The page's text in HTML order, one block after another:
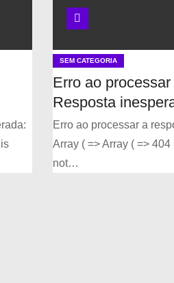
SEM CATEGORIA
Erro ao
Resposta
Erro ao processar a
Array ( => Array ( =>
not…